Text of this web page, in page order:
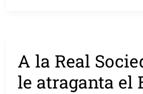
A la Real
le atraganta el